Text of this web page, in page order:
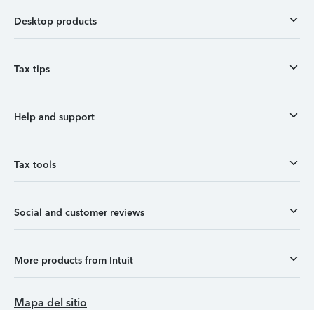
Desktop products
Tax tips
Help and support
Tax tools
Social and customer reviews
More products from Intuit
Mapa del sitio